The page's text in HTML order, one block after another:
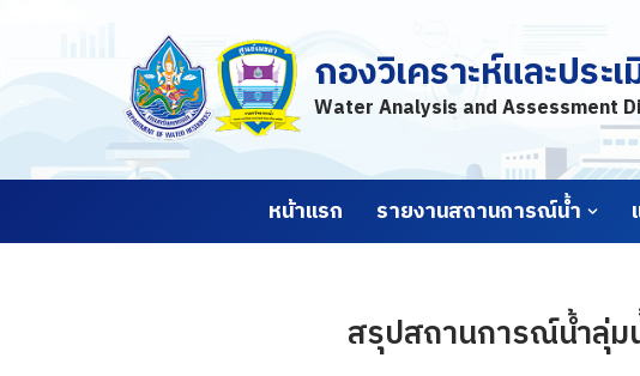
กองวิเคราะห์และปร
Water Analysis and Assessment
หน้าแรก รายงานสถานการณ์น้ำ
สรุปสถานการณ์น้ำลุ่ม